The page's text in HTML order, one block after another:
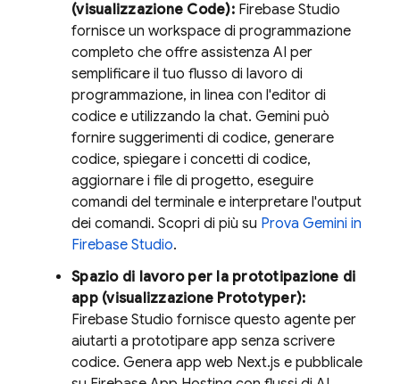
(visualizzazione Code): Firebase Studio
fornisce un workspace di programmazione
completo che offre assistenza AI per
semplificare il tuo flusso di lavoro di
programmazione, in linea con l'editor di
codice e utilizzando la chat. Gemini può
fornire suggerimenti di codice, generare
codice, spiegare i concetti di codice,
aggiornare i file di progetto, eseguire
comandi del terminale e interpretare l'output
dei comandi. Scopri di più su Prova Gemini in
Firebase Studio.
Spazio di lavoro per la prototipazione di
app (visualizzazione Prototyper):
Firebase Studio fornisce questo agente per
aiutarti a prototipare app senza scrivere
codice. Genera app web Next.js e pubblicale